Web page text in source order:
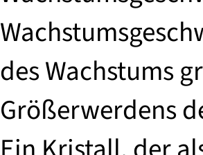
des Wachstums
Größerwerdens